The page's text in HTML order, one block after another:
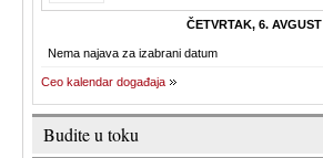
ČETVRTAK, 6. AVGUST
Nema najava za izabrani datum
Ceo kalendar događaja
Budite u toku